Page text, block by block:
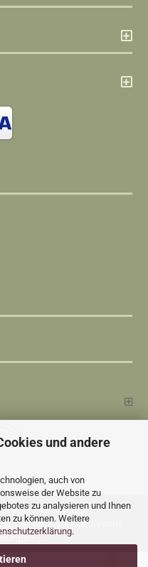
und andere
auch von
der Website zu
zu analysieren und Ihnen
zu können. Weitere
.
zzgl.Versandkosten
Templates bei